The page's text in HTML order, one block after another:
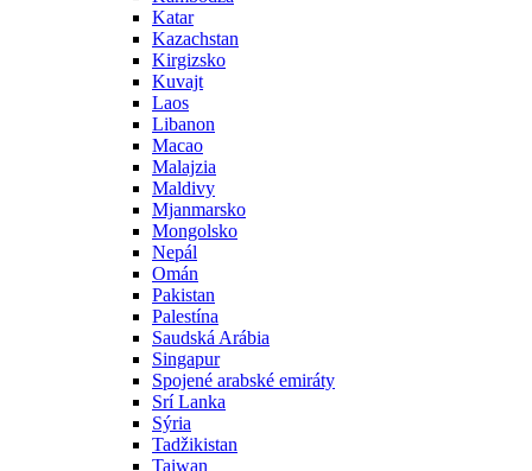
Katar
Kazachstan
Kirgizsko
Kuvajt
Laos
Libanon
Macao
Malajzia
Maldivy
Mjanmarsko
Mongolsko
Nepál
Omán
Pakistan
Palestína
Saudská Arábia
Singapur
Spojené arabské emiráty
Srí Lanka
Sýria
Tadžikistan
Taiwan